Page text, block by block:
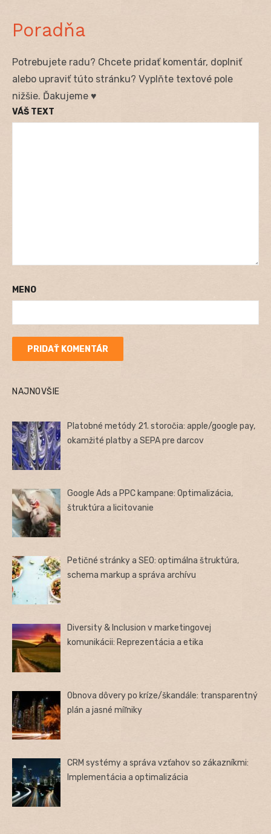
Poradňa
Potrebujete radu? Chcete pridať komentár, doplniť
alebo upraviť túto stránku? Vyplňte textové pole
nižšie. Ďakujeme ♥
VÁŠ TEXT
MENO
NAJNOVŠIE
Platobné metódy 21. storočia: apple/google pay,
okamžité platby a SEPA pre darcov
Google Ads a PPC kampane: Optimalizácia,
štruktúra a licitovanie
Petičné stránky a SEO: optimálna štruktúra,
schema markup a správa archívu
Diversity & Inclusion v marketingovej
komunikácii: Reprezentácia a etika
Obnova dôvery po kríze/škandále: transparentný
plán a jasné míľniky
CRM systémy a správa vzťahov so zákazníkmi:
Implementácia a optimalizácia